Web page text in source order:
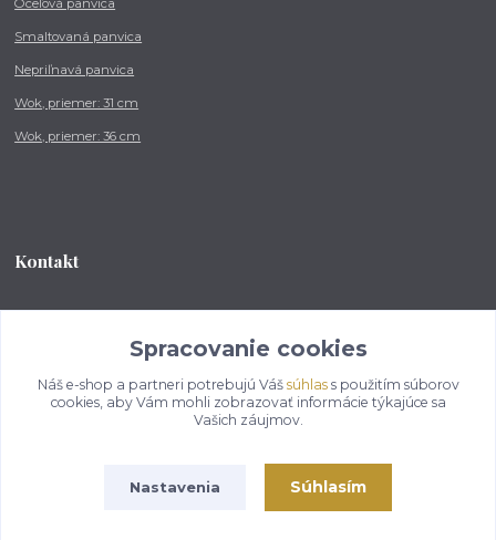
Oceľová panvica
Smaltovaná panvica
Nepriľnavá panvica
Wok, priemer: 31 cm
Wok, priemer: 36 cm
Kontakt
od 8:00 - do 16:00 hod
info@kotlikovesupravy.sk
Spracovanie cookies
Náš e-shop a partneri potrebujú Váš súhlass použitím súborov
cookies, aby Vám mohli zobrazovať informácie týkajúce sa
Vašich záujmov.
Nastavenia Súhlasím